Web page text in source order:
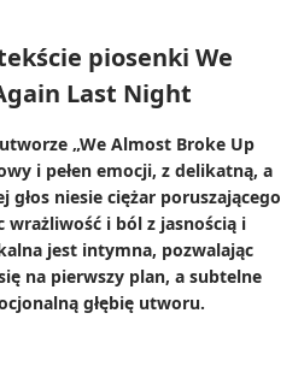
piosenki We
Last Night
„We Almost Broke Up
i pełen emocji, z delikatną, a
głos niesie ciężar poruszającego
i ból z jasnością i
jest intymna, pozwalając
na pierwszy plan, a subtelne
głębię utworu.